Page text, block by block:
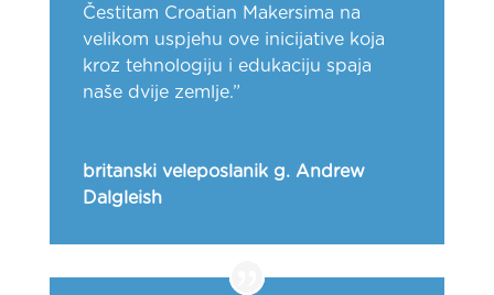
Čestitam Croatian Makersima na
velikom uspjehu ove inicijative koja
kroz tehnologiju i edukaciju spaja
naše dvije zemlje.”
britanski veleposlanik g. Andrew
Dalgleish